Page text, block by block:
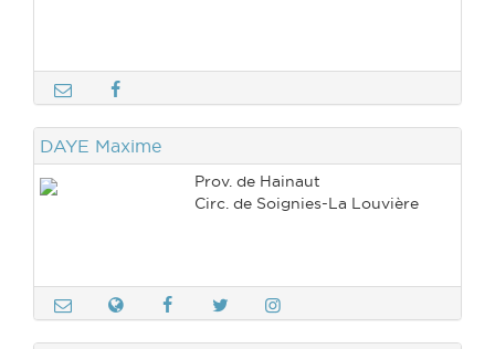
DAYE Maxime
Prov. de Hainaut
Circ. de Soignies-La Louvière